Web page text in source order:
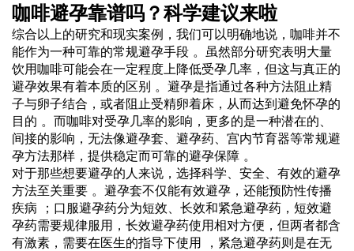
咖啡避孕靠谱吗？科学建议来啦
综合以上的研究和现实案例，我们可以明确地说，咖啡并不
能作为一种可靠的常规避孕手段 。虽然部分研究表明大量
饮用咖啡可能会在一定程度上降低受孕几率，但这与真正的
避孕效果有着本质的区别 。避孕是指通过各种方法阻止精
子与卵子结合，或者阻止受精卵着床，从而达到避免怀孕的
目的 。而咖啡对受孕几率的影响，更多的是一种潜在的、
间接的影响，无法像避孕套、避孕药、宫内节育器等常规避
孕方法那样，提供稳定而可靠的避孕保障 。
对于那些想要避孕的人来说，选择科学、安全、有效的避孕
方法至关重要 。避孕套不仅能有效避孕，还能预防性传播
疾病 ；口服避孕药分为短效、长效和紧急避孕药，短效避
孕药需要规律服用，长效避孕药使用相对方便，但两者都含
有激素，需要在医生的指导下使用 ，紧急避孕药则是在无